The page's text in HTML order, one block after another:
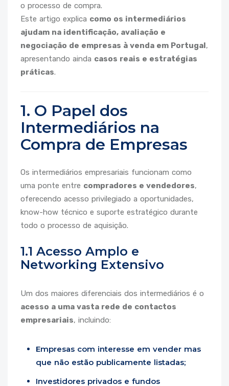
o processo de compra.
Este artigo explica como os intermediários
ajudam na identificação, avaliação e
negociação de empresas à venda em Portugal,
apresentando ainda casos reais e estratégias
práticas.
1. O Papel dos
Intermediários na
Compra de Empresas
Os intermediários empresariais funcionam como
uma ponte entre compradores e vendedores,
oferecendo acesso privilegiado a oportunidades,
know-how técnico e suporte estratégico durante
todo o processo de aquisição.
1.1 Acesso Amplo e
Networking Extensivo
Um dos maiores diferenciais dos intermediários é o
acesso a uma vasta rede de contactos
empresariais, incluindo:
Empresas com interesse em vender mas
que não estão publicamente listadas;
Investidores privados e fundos